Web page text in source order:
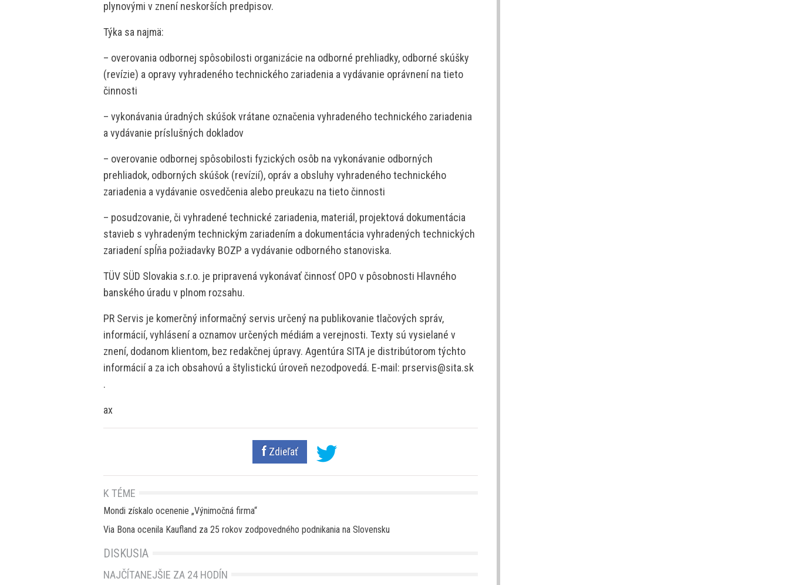
plynovými v znení neskorších predpisov.
Týka sa najmä:
– overovania odbornej spôsobilosti organizácie na odborné prehliadky, odborné skúšky
(revízie) a opravy vyhradeného technického zariadenia a vydávanie oprávnení na tieto
činnosti
– vykonávania úradných skúšok vrátane označenia vyhradeného technického zariadenia
a vydávanie príslušných dokladov
– overovanie odbornej spôsobilosti fyzických osôb na vykonávanie odborných
prehliadok, odborných skúšok (revízií), opráv a obsluhy vyhradeného technického
zariadenia a vydávanie osvedčenia alebo preukazu na tieto činnosti
– posudzovanie, či vyhradené technické zariadenia, materiál, projektová dokumentácia
stavieb s vyhradeným technickým zariadením a dokumentácia vyhradených technických
zariadení spĺňa požiadavky BOZP a vydávanie odborného stanoviska.
TÜV SÜD Slovakia s.r.o. je pripravená vykonávať činnosť OPO v pôsobnosti Hlavného
banského úradu v plnom rozsahu.
PR Servis je komerčný informačný servis určený na publikovanie tlačových správ,
informácií, vyhlásení a oznamov určených médiám a verejnosti. Texty sú vysielané v
znení, dodanom klientom, bez redakčnej úpravy. Agentúra SITA je distribútorom týchto
informácií a za ich obsahovú a štylistickú úroveň nezodpovedá. E-mail: prservis@sita.sk
.
ax
Zdieľať
K TÉME
Mondi získalo ocenenie „Výnimočná firma“
Via Bona ocenila Kaufland za 25 rokov zodpovedného podnikania na Slovensku
DISKUSIA
NAJČÍTANEJŠIE ZA 24 HODÍN